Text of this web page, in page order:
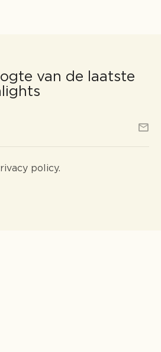
van de laatste
policy.